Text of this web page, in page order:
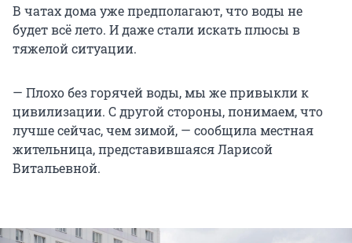
В чатах дома уже предполагают, что воды не
будет всё лето. И даже стали искать плюсы в
тяжелой ситуации.
— Плохо без горячей воды, мы же привыкли к
цивилизации. С другой стороны, понимаем, что
лучше сейчас, чем зимой, — сообщила местная
жительница, представившаяся Ларисой
Витальевной.